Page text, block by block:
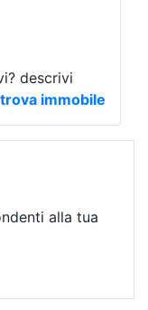
descrivi
immobile
alla tua